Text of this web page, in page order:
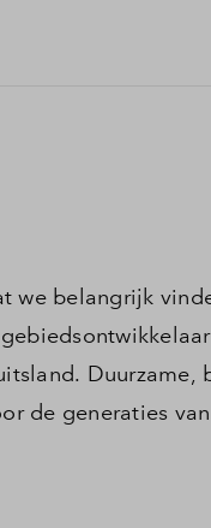
belangrijk
Duurzame,
de generaties